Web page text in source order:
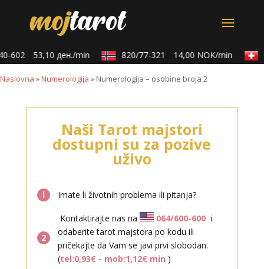
602 53,10 ден./min 820/77-321 14,00 NOK/min
Naslovna »Numerologija » Numerologija – osobine broja 2
Naši Tarot majstori
dostupni su za pozive
uživo
l Imate li životnih problema ili pitanja?
2
Kontaktirajte nas na 064/600-600 i
odaberite tarot majstora po kodu ili
pričekajte da Vam se javi prvi slobodan.
(tel:0,93€ - mob:1,12€ min )